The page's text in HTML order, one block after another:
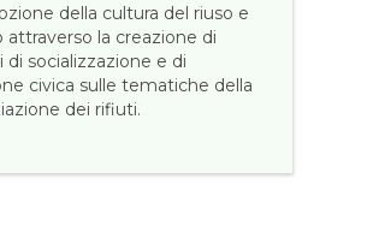
della cultura del riuso e
attraverso la creazione di
di socializzazione e di
civica sulle tematiche della
dei rifiuti.